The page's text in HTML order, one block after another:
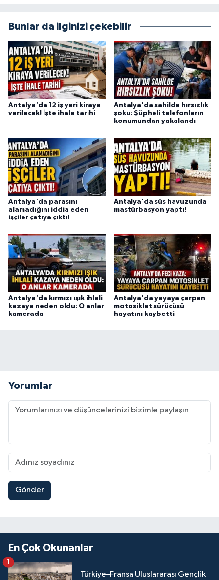
Bunlar da ilginizi çekebilir
Antalya'da 12 iş yeri kiraya
verilecek! İşte ihale tarihi
Antalya'da sahilde hırsızlık
şoku: Şüpheli telefonların
konumundan yakalandı
Antalya'da parasını
alamadığını iddia eden
işçiler çatıya çıktı!
Antalya'da süs havuzunda
mastürbasyon yaptı!
Antalya'da kırmızı ışık ihlali
kazaya neden oldu: O anlar
kamerada
Antalya'da yayaya çarpan
motosiklet sürücüsü
hayatını kaybetti
Yorumlar
Gönder
En Çok Okunanlar
Türkiye–Fransa Uluslararası Gençlik
1